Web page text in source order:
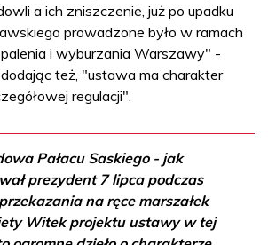
a ich zniszczenie, już po upadku
prowadzone było w ramach
i wyburzania Warszawy" -
też, "ustawa ma charakter
regulacji".
Pałacu Saskiego - jak
prezydent 7 lipca podczas
na ręce marszałek
Witek projektu ustawy w tej